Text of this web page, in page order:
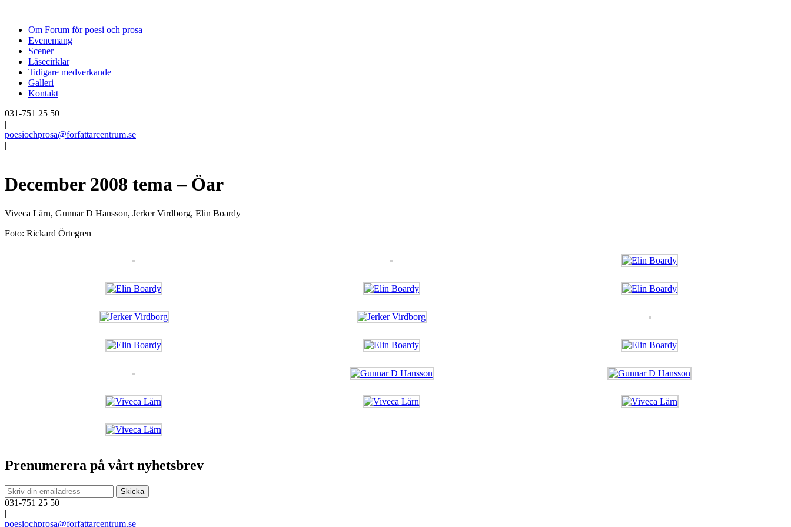
Om Forum för poesi och prosa
Evenemang
Scener
Läsecirklar
Tidigare medverkande
Galleri
Kontakt
031-751 25 50
|
poesiochprosa@forfattarcentrum.se
|
December 2008 tema – Öar
Viveca Lärn, Gunnar D Hansson, Jerker Virdborg, Elin Boardy
Foto: Rickard Örtegren
Prenumerera på vårt nyhetsbrev
031-751 25 50
|
poesiochprosa@forfattarcentrum.se